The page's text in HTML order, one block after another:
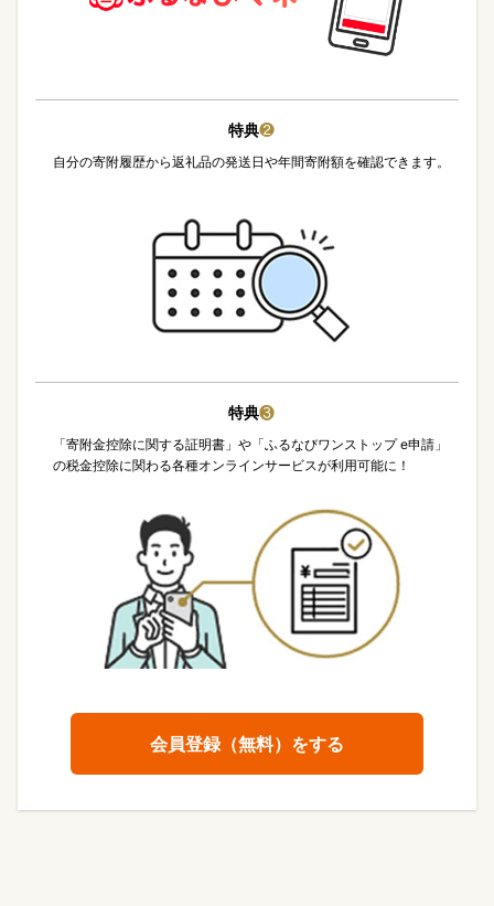
特典❷
自分の寄附履歴から返礼品の発送日や年間寄附額を確認できます。
特典❸
「寄附金控除に関する証明書」や「ふるなびワンストップ e申請」
の税金控除に関わる各種オンラインサービスが利用可能に！
会員登録（無料）をする